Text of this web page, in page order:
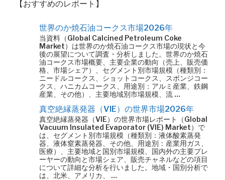
【おすすめのレポート】
世界のか焼石油コークス市場2026年
当資料（Global Calcined Petroleum Coke
Market）は世界のか焼石油コークス市場の現状と今
後の展望について調査・分析しました。世界のか焼石
油コークス市場概要、主要企業の動向（売上、販売価
格、市場シェア）、セグメント別市場規模（種類別：
ニードルコークス、ショットコークス、スポンジコー
クス、ハニカムコークス、用途別：アルミ産業、鉄鋼
産業、その他）、主要地域別市場規模、流 …
真空絶縁蒸発器（VIE）の世界市場2026年
真空絶縁蒸発器（VIE）の世界市場レポート（Global
Vacuum Insulated Evaporator (VIE) Market）で
は、セグメント別市場規模（種類別：液体酸素蒸発
器、液体窒素蒸発器、その他、用途別：産業用ガス、
医療）、主要地域と国別市場規模、国内外の主要プレ
ーヤーの動向と市場シェア、販売チャネルなどの項目
について詳細な分析を行いました。地域・国別分析で
は、北米、アメリカ、 …